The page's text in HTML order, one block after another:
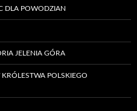
DLA POWODZIAN
JELENIA GÓRA
POLSKIEGO